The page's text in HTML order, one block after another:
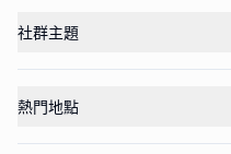
社群主題
熱門地點